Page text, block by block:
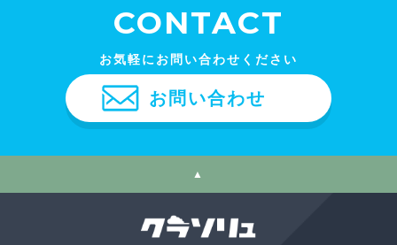
CONTACT
お気軽にお問い合わせください
お問い合わせ
▲